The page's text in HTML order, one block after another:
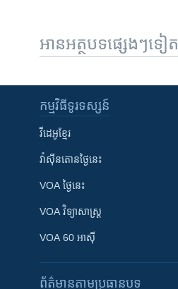
អានអត្ថបទផ្សេងៗទៀត
កម្មវិធី​ទូរទស្សន៍
វីដេអូ​ខ្មែរ
វ៉ាស៊ីនតោន​ថ្ងៃ​នេះ
VOA ថ្ងៃនេះ
VOA ​វិទ្យាសាស្ត្រ
VOA 60 អាស៊ី
ព័ត៌មាន​តាមប្រធានបទ​